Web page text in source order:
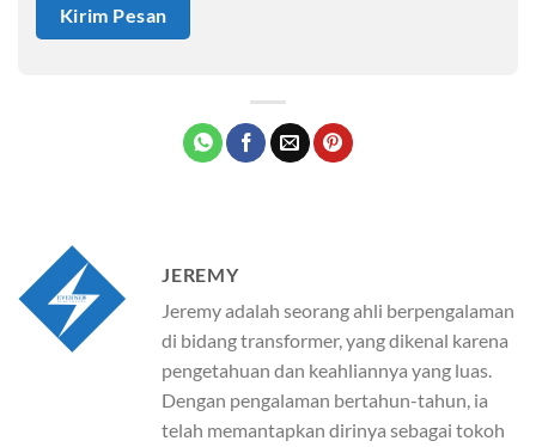
JEREMY
Jeremy adalah seorang ahli berpengalaman
di bidang transformer, yang dikenal karena
pengetahuan dan keahliannya yang luas.
Dengan pengalaman bertahun-tahun, ia
telah memantapkan dirinya sebagai tokoh